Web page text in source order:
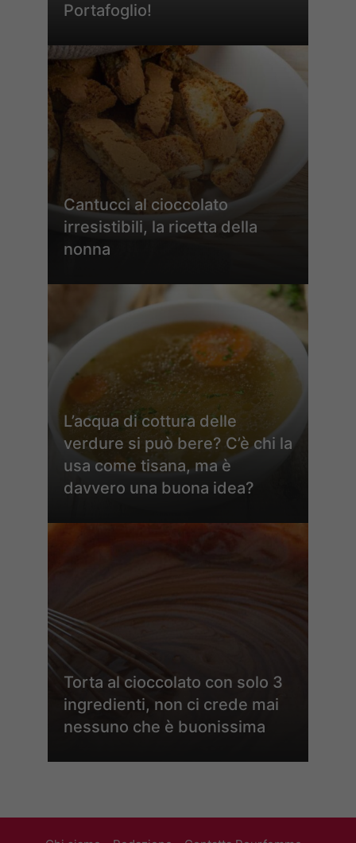
Portafoglio!
Cantucci al cioccolato
irresistibili, la ricetta della
nonna
L’acqua di cottura delle
verdure si può bere? C’è chi la
usa come tisana, ma è
davvero una buona idea?
Torta al cioccolato con solo 3
ingredienti, non ci crede mai
nessuno che è buonissima